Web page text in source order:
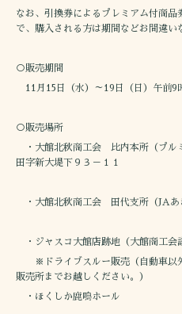
なお、引換券によるプレミアム付商
で、購入される方は期間などお間違い
○販売期間
11月15日（水）～19日（日）午前9
○販売場所
・大館北秋商工会 比内本所（プル
田字新大堤下９３－１１
・大館北秋商工会 田代支所（JAあ
・ジャスコ大館店跡地（大館商工会
※ドライブスルー販売（自動車以
販売所までお越しください。）
・ほくしか鹿鳴ホール